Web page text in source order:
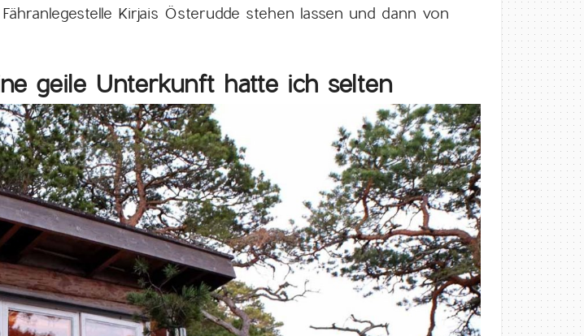
Kirjais Österudde stehen lassen und dann von
geile Unterkunft hatte ich selten